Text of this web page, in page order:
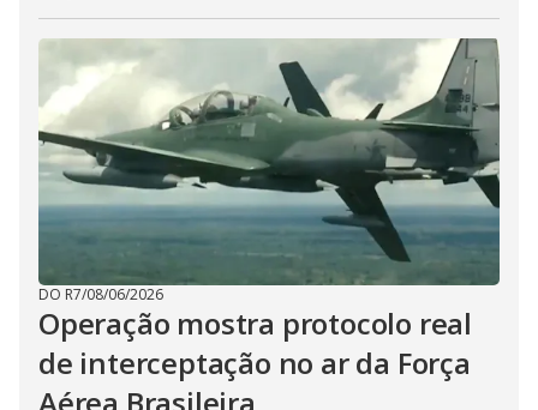
DO R7/08/06/2026
Operação mostra protocolo real
de interceptação no ar da Força